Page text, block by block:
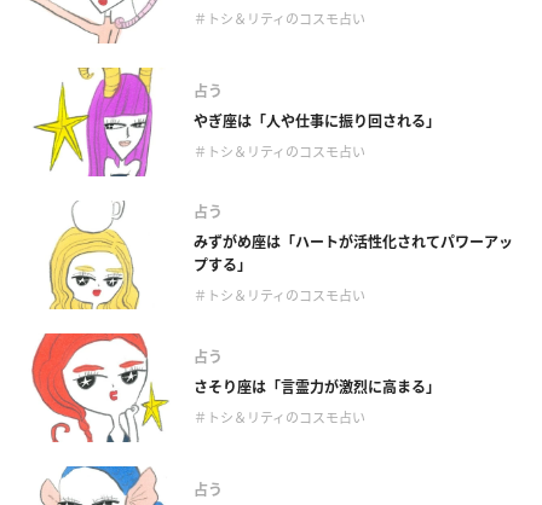
＃トシ＆リティのコスモ占い
占う
やぎ座は「人や仕事に振り回される」
＃トシ＆リティのコスモ占い
占う
みずがめ座は「ハートが活性化されてパワーアッ
プする」
＃トシ＆リティのコスモ占い
占う
さそり座は「言霊力が激烈に高まる」
＃トシ＆リティのコスモ占い
占う